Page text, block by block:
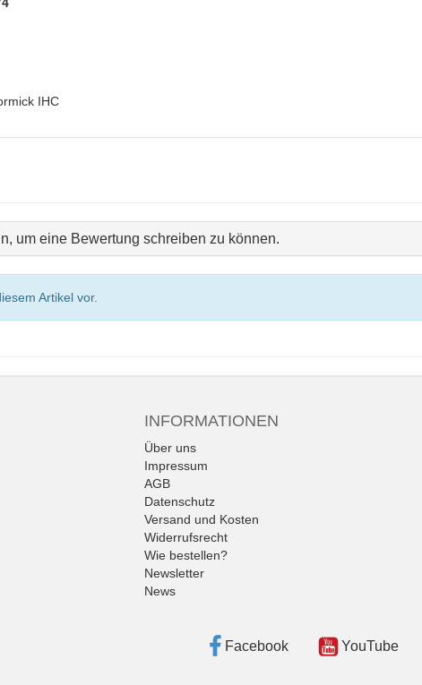
IHC
um eine Bewertung schreiben zu können.
Artikel vor.
INFORMATIONEN
Über uns
Impressum
AGB
Datenschutz
Versand und Kosten
Widerrufsrecht
Wie bestellen?
Newsletter
News
Facebook YouTube